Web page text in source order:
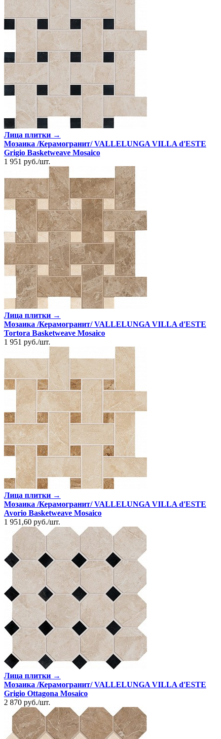
Лица плитки →
Мозаика /Керамогранит/ VALLELUNGA VILLA d'ESTE
Grigio Basketweave Mosaico
1 951 руб./шт.
Лица плитки →
Мозаика /Керамогранит/ VALLELUNGA VILLA d'ESTE
Tortora Basketweave Mosaico
1 951 руб./шт.
Лица плитки →
Мозаика /Керамогранит/ VALLELUNGA VILLA d'ESTE
Avorio Basketweave Mosaico
1 951,60 руб./шт.
Лица плитки →
Мозаика /Керамогранит/ VALLELUNGA VILLA d'ESTE
Grigio Ottagona Mosaico
2 870 руб./шт.